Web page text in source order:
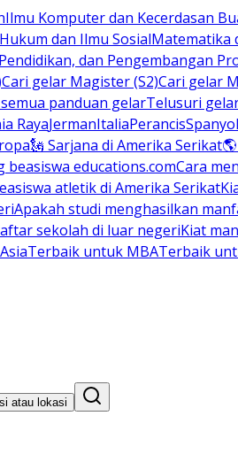
Ilmu Komputer dan Kecerdasan
Hukum dan Ilmu SosialMatematika
dan Pengembangan
Cari gelar Magister (S2)Cari gelar
panduan gelarTelusuri
RayaJermanItaliaPerancisSpanyol
🗽 Sarjana di Amerika Serikat
educations.comCara
atletik di Amerika Serikat
Apakah studi menghasilkan
sekolah di luar negeriKiat
Terbaik untuk MBATerbaik
atau lokasi